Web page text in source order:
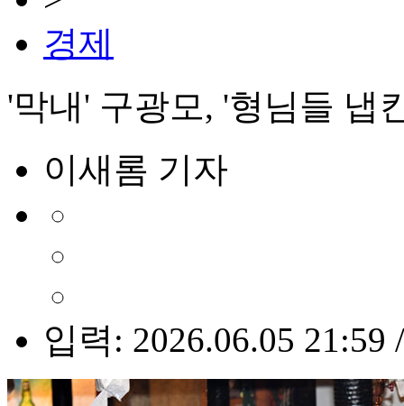
경제
'막내' 구광모, '형님들 냅
이새롬 기자
입력: 2026.06.05 21:59